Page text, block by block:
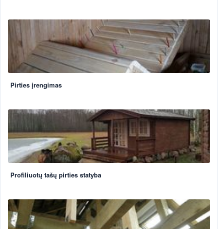
Pirties įrengimas
Profiliuotų tašų pirties statyba